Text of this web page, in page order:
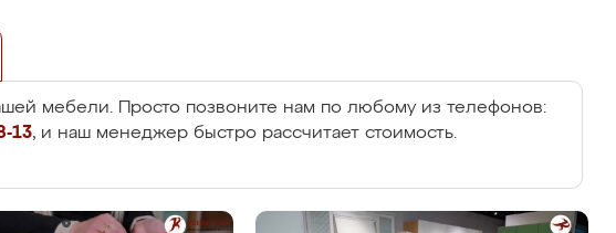
мебели. Просто позвоните нам по любому из телефонов:
13, и наш менеджер быстро рассчитает стоимость.